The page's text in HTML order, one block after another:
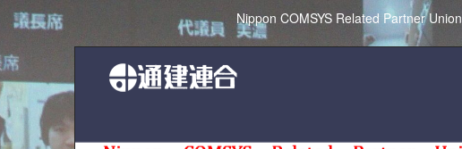
Nippon COMSYS Related Partner Union